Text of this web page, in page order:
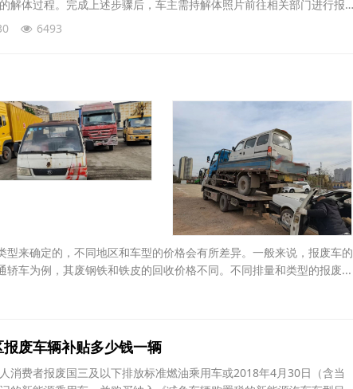
解体过程。完成上述步骤后，车主需持解体照片前往相关部门进行报
相应的补贴。以上均可由公司代办，您只需提供资料签名即可。办理
6493
来确定的，不同地区和车型的价格会有所差异。一般来说，报废车的
车为例，其废钢铁和铁皮的回收价格不同。不同排量和类型的报废...
废车辆补贴多少钱一辆
消费者报废国三及以下排放标准燃油乘用车或2018年4月30日（含当